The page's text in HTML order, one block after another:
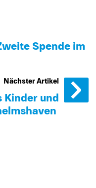
Spende im
Nächster Artikel
Kinder und